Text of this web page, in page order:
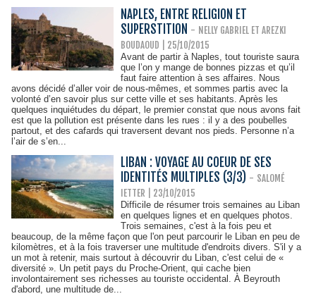
NAPLES, ENTRE RELIGION ET
SUPERSTITION - NELLY GABRIEL ET AREZKI
BOUDAOUD | 25/10/2015
Avant de partir à Naples, tout touriste saura
que l’on y mange de bonnes pizzas et qu’il
faut faire attention à ses affaires. Nous
avons décidé d’aller voir de nous-mêmes, et sommes partis avec la
volonté d’en savoir plus sur cette ville et ses habitants. Après les
quelques inquiétudes du départ, le premier constat que nous avons fait
est que la pollution est présente dans les rues : il y a des poubelles
partout, et des cafards qui traversent devant nos pieds. Personne n’a
l’air de s’en...
LIBAN : VOYAGE AU COEUR DE SES
IDENTITÉS MULTIPLES (3/3) - SALOMÉ
IETTER | 23/10/2015
Difficile de résumer trois semaines au Liban
en quelques lignes et en quelques photos.
Trois semaines, c'est à la fois peu et
beaucoup, de la même façon que l'on peut parcourir le Liban en peu de
kilomètres, et à la fois traverser une multitude d'endroits divers. S'il y a
un mot à retenir, mais surtout à découvrir du Liban, c'est celui de «
diversité ». Un petit pays du Proche-Orient, qui cache bien
involontairement ses richesses au touriste occidental. À Beyrouth
d'abord, une multitude de...